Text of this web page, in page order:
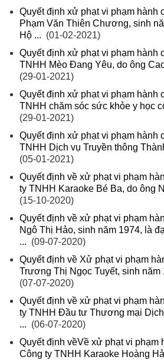
Quyết định xử phạt vi phạm hành
Phạm Văn Thiên Chương, sinh
Hộ ... (01-02-2021)
Quyết định xử phạt vi phạm hành
TNHH Mèo Đang Yêu, do ông
(29-01-2021)
Quyết định xử phạt vi phạm hành
TNHH chăm sóc sức khỏe y học
(29-01-2021)
Quyết định xử phạt vi phạm hành
TNHH Dịch vụ Truyền thông
(05-01-2021)
Quyết định về xử phạt vi phạm
ty TNHH Karaoke Bé Ba, do ông
(15-10-2020)
Quyết định về xử phạt vi phạm
Ngô Thị Hảo, sinh năm 1974, là
... (09-07-2020)
Quyết định về Xử phạt vi phạm
Trương Thị Ngọc Tuyết, sinh năm
(07-07-2020)
Quyết định về xử phạt vi phạm
ty TNHH Đầu tư Thương mại
... (06-07-2020)
Quyết định vềVề xử phạt vi phạm
Công ty TNHH Karaoke Hoàng